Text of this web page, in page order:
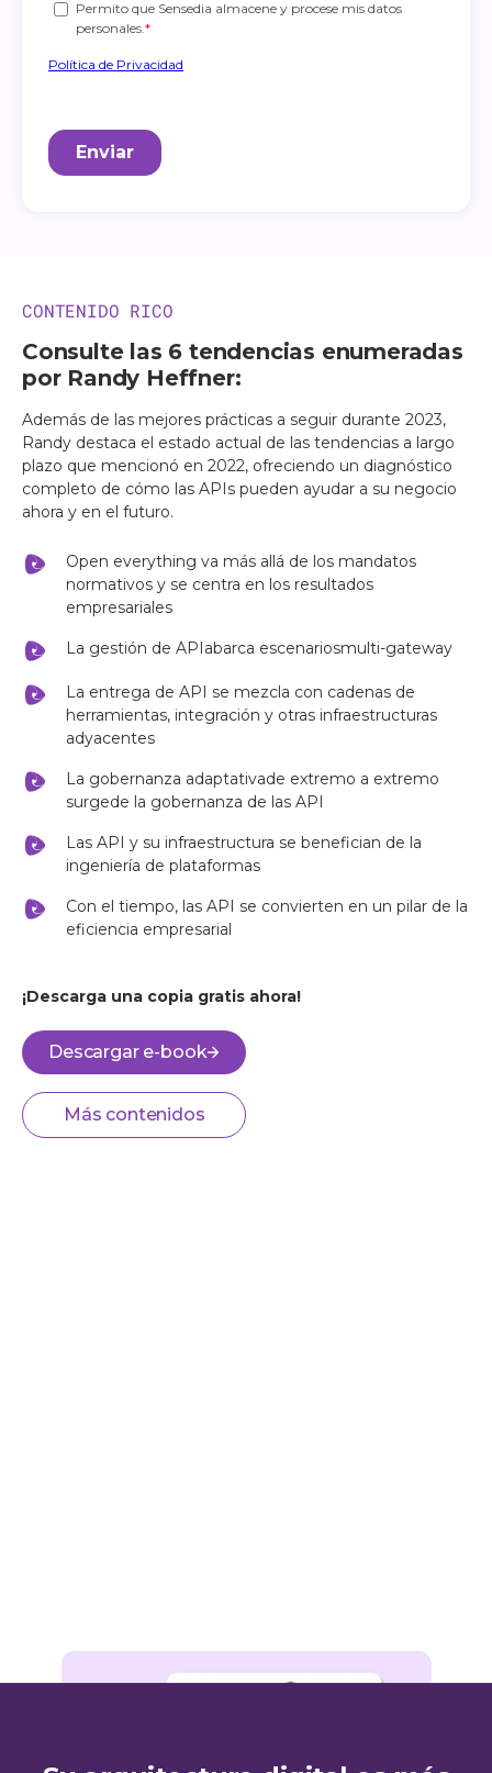
CONTENIDO RICO
Consulte las 6 tendencias enumeradas
por Randy Heffner:
Además de las mejores prácticas a seguir durante 2023,
Randy destaca el estado actual de las tendencias a largo
plazo que mencionó en 2022, ofreciendo un diagnóstico
completo de cómo las APIs pueden ayudar a su negocio
ahora y en el futuro.
Open everything va más allá de los mandatos
normativos y se centra en los resultados
empresariales
La gestión de APIabarca escenariosmulti-gateway
La entrega de API se mezcla con cadenas de
herramientas, integración y otras infraestructuras
adyacentes
La gobernanza adaptativade extremo a extremo
surgede la gobernanza de las API
Las API y su infraestructura se benefician de la
ingeniería de plataformas
Con el tiempo, las API se convierten en un pilar de la
eficiencia empresarial
¡Descarga una copia gratis ahora!
Descargar e-book
Más contenidos